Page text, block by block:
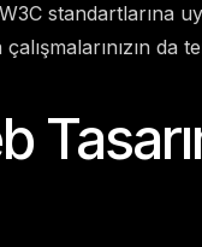
standartlarına
da